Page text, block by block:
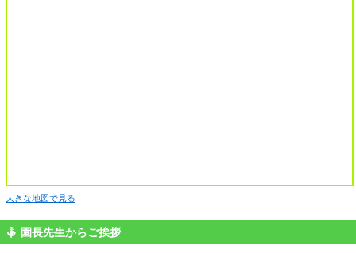
大きな地図で見る
園長先生からご挨拶